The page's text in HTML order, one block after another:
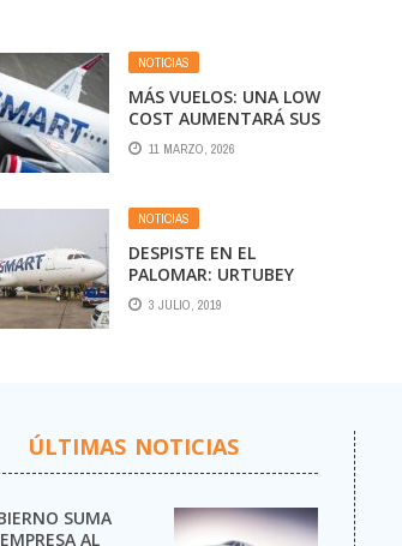
NOTICIAS
MÁS VUELOS: UNA LOW
COST AUMENTARÁ SUS
CONEXIONES ENTRE
MENDOZA Y BUENOS
11 MARZO, 2026
NOTICIAS
DESPISTE EN EL
PALOMAR: URTUBEY
ESTABA A BORDO DE LA
AERONAVE
3 JULIO, 2019
ÚLTIMAS NOTICIAS
SUMA
AL